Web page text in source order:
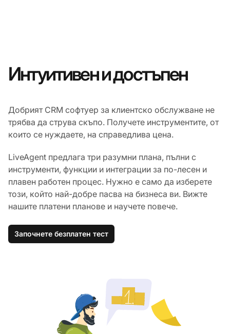
Интуитивен и достъпен
Добрият CRM софтуер за клиентско обслужване не
трябва да струва скъпо. Получете инструментите, от
които се нуждаете, на справедлива цена.
LiveAgent предлага три разумни плана, пълни с
инструменти, функции и интеграции за по-лесен и
плавен работен процес. Нужно е само да изберете
този, който най-добре пасва на бизнеса ви. Вижте
нашите платени планове и научете повече.
Започнете безплатен тест